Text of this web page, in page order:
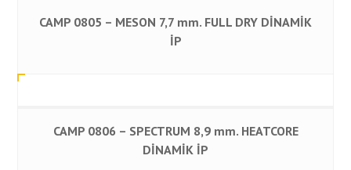
CAMP 0805 – MESON 7,7 mm. FULL DRY DİNAMİK
İP
CAMP 0806 – SPECTRUM 8,9 mm. HEATCORE
DİNAMİK İP